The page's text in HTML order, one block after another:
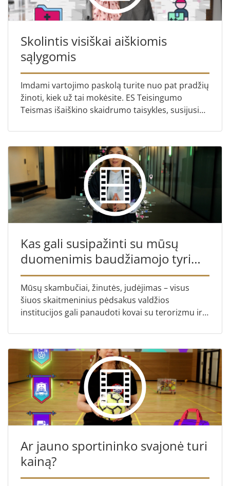
Skolintis visiškai aiškiomis
sąlygomis
Imdami vartojimo paskolą turite nuo pat pradžių
žinoti, kiek už tai mokėsite. ES Teisingumo
Teismas išaiškino skaidrumo taisykles, susijusias
Kas gali susipažinti su mūsų
duomenimis baudžiamojo tyrimo
metu?
Mūsų skambučiai, žinutės, judėjimas – visus
šiuos skaitmeninius pėdsakus valdžios
institucijos gali panaudoti kovai su terorizmu ir
Sužinokite apie Teising...
Ar jauno sportininko svajonė turi
kainą?